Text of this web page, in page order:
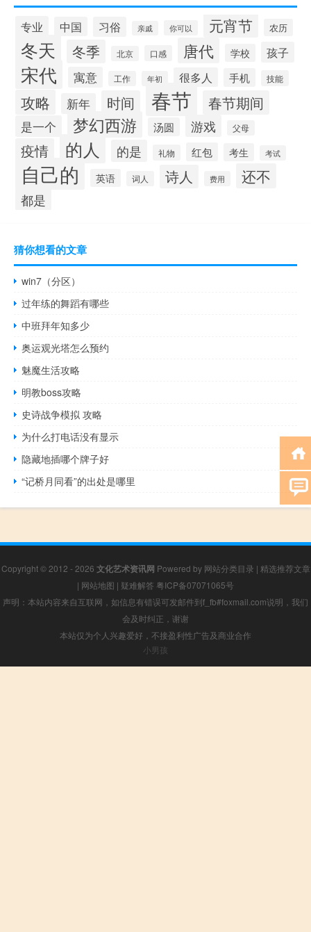
专业 中国 习俗 亲戚 你可以 元宵节 农历
冬天 冬季 北京 口感 唐代 学校 孩子
宋代 寓意 工作 年初 很多人 手机 技能
攻略 新年 时间 春节 春节期间
是一个 梦幻西游 汤圆 游戏 父母
疫情 的人 的是 礼物 红包 考生 考试
自己的 英语 词人 诗人 费用 还不
都是
猜你想看的文章
win7（分区）
过年练的舞蹈有哪些
中班拜年知多少
奥运观光塔怎么预约
魅魔生活攻略
明教boss攻略
史诗战争模拟 攻略
为什么打电话没有显示
隐藏地插哪个牌子好
“记桥月同看”的出处是哪里
Copyright © 2012 - 2026 文化艺术资讯网 Powered by 网站分类目录 | 精选推荐文章
| 网站地图 | 疑难解答 粤ICP备07071065号
声明：本站内容来自互联网，如信息有错误可发邮件到f_fb#foxmail.com说明，我们
会及时纠正，谢谢
本站仅为个人兴趣爱好，不接盈利性广告及商业合作
小男孩